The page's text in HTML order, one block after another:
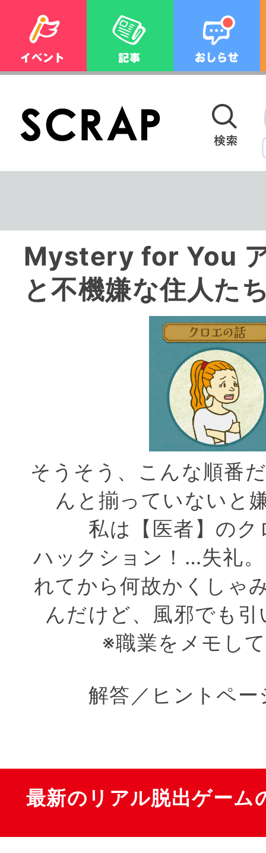
Mystery for You
と不機嫌な住人た
そうそう、こんな順番
んと揃っていないと
私は【医者】 のク
ハックション！…失礼。
れてから何故かくしゃ
んだけど、風邪でも
※職業をメモし
解答／ヒントペー
最新のリアル脱出ゲーム